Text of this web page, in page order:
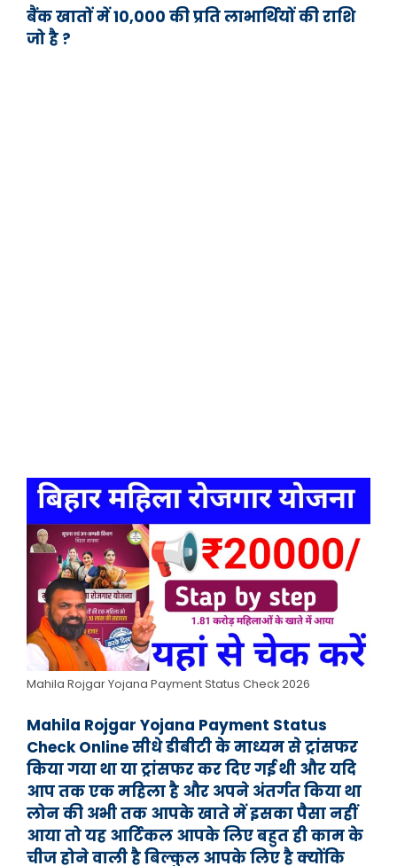
बैंक खातों में 10,000 की प्रति लाभार्थियों की राशि
जो है ?
Mahila Rojgar Yojana Payment Status Check 2026
Mahila Rojgar Yojana Payment Status
Check Online सीधे डीबीटी के माध्यम से ट्रांसफर
किया गया था या ट्रांसफर कर दिए गई थी और यदि
आप तक एक महिला है और अपने अंतर्गत किया था
लोन की अभी तक आपके खाते में इसका पैसा नहीं
आया तो यह आर्टिकल आपके लिए बहुत ही काम के
चीज होने वाली है बिल्कुल आपके लिए है क्योंकि